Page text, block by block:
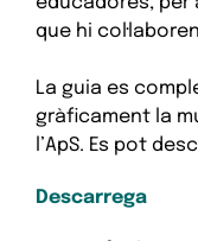
que hi
La guia es
gràficament la
l’ApS. Es pot
Descarrega